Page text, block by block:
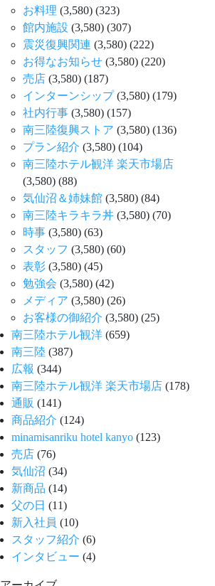
お料理 (3,580) (323)
館内施設 (3,580) (307)
震災復興関連 (3,580) (222)
お得なお知らせ (3,580) (220)
売店 (3,580) (187)
インターンシップ(3,580) (179)
社内行事 (3,580) (157)
南三陸復興ストア (3,580) (136)
プラン紹介 (3,580) (104)
南三陸ホテル観洋 楽天市場店
(3,580) (88)
気仙沼＆姉妹館 (3,580) (84)
南三陸キラキラ丼 (3,580) (70)
時事 (3,580) (63)
スタッフ (3,580) (60)
表彰 (3,580) (45)
勉強会 (3,580) (42)
メディア (3,580) (26)
お客様の御紹介 (3,580) (25)
南三陸ホテル観洋 (659)
南三陸 (387)
広報 (344)
南三陸ホテル観洋 楽天市場店 (178)
通販 (141)
商品紹介 (124)
minamisanriku hotel kanyo (123)
売店 (76)
気仙沼 (34)
新商品 (14)
父の日 (11)
新入社員 (10)
スタッフ紹介 (6)
インタビュー (4)